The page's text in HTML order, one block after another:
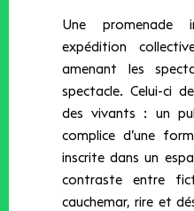
Une promenade
expédition
amenant les
spectacle. Celui-ci
des vivants : un
complice d’une
inscrite dans un
contraste entre
cauchemar, rire et